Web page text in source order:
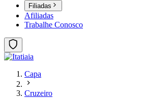
Filiadas
Afiliadas
Trabalhe Conosco
Capa
Cruzeiro